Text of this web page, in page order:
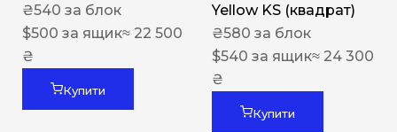
₴540 за блок
$500 за ящик≈ 22 500
₴
Купити
Yellow KS (квадрат)
₴580 за блок
$540 за ящик≈ 24 300
₴
Купити